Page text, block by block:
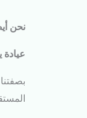
نحن
بصفتنا